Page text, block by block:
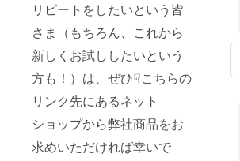
リピートをしたいという皆
さま（もちろん、これから
新しくお試ししたいという
方も！）は、ぜひ☟こちらの
リンク先にあるネット
ショップから弊社商品をお
求めいただければ幸いで